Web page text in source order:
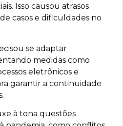
Isso causou atrasos
casos e dificuldades no
se adaptar
medidas como
eletrônicos e
garantir a continuidade
à tona questões